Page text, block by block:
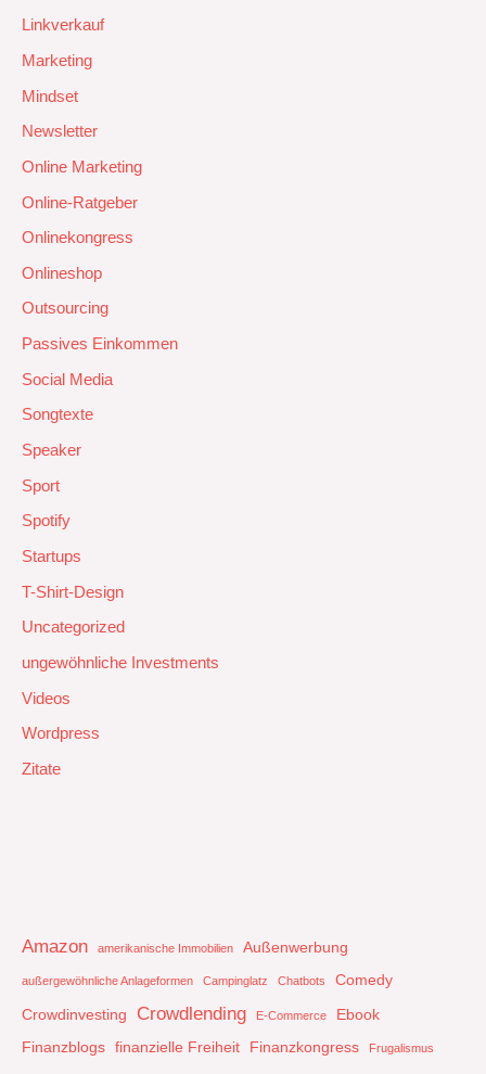
Linkverkauf
Marketing
Mindset
Newsletter
Online Marketing
Online-Ratgeber
Onlinekongress
Onlineshop
Outsourcing
Passives Einkommen
Social Media
Songtexte
Speaker
Sport
Spotify
Startups
T-Shirt-Design
Uncategorized
ungewöhnliche Investments
Videos
Wordpress
Zitate
Amazon amerikanische Immobilien Außenwerbung
außergewöhnliche Anlageformen Campinglatz Chatbots
Comedy
Crowdinvesting
Crowdlending E-Commerce
Ebook
Finanzblogs finanzielle Freiheit Finanzkongress Frugalismus